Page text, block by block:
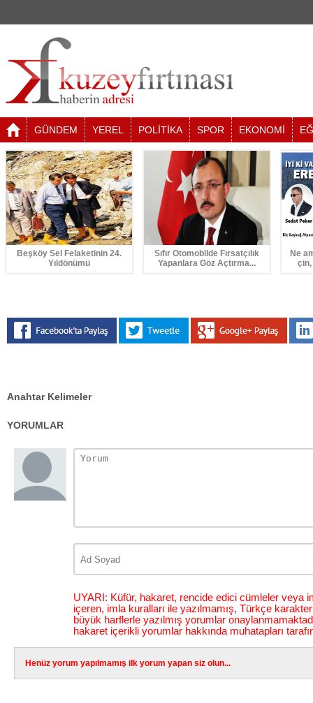
GÜNDEM YEREL POLİTİKA SPOR EKONOMİ
Beşköy Sel Felaketinin 24.
Yıldönümü
Sıfır Otomobilde Fırsatçılık
Yapanlara Göz Açtırma...
Ne
Anahtar Kelimeler
YORUMLAR
UYARI: Küfür, hakaret, rencide edici cümleler veya
içeren, imla kuralları ile yazılmamış, Türkçe
büyük harflerle yazılmış yorumlar
hakaret içerikli yorumlar hakkında muhatapları
Henüz yorum yapılmamış ilk yorum yapan siz olun...